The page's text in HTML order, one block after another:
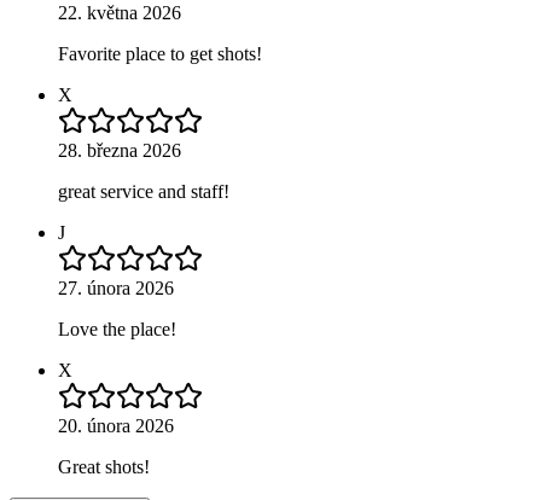
22. května 2026
Favorite place to get shots!
X
28. března 2026
great service and staff!
J
27. února 2026
Love the place!
X
20. února 2026
Great shots!